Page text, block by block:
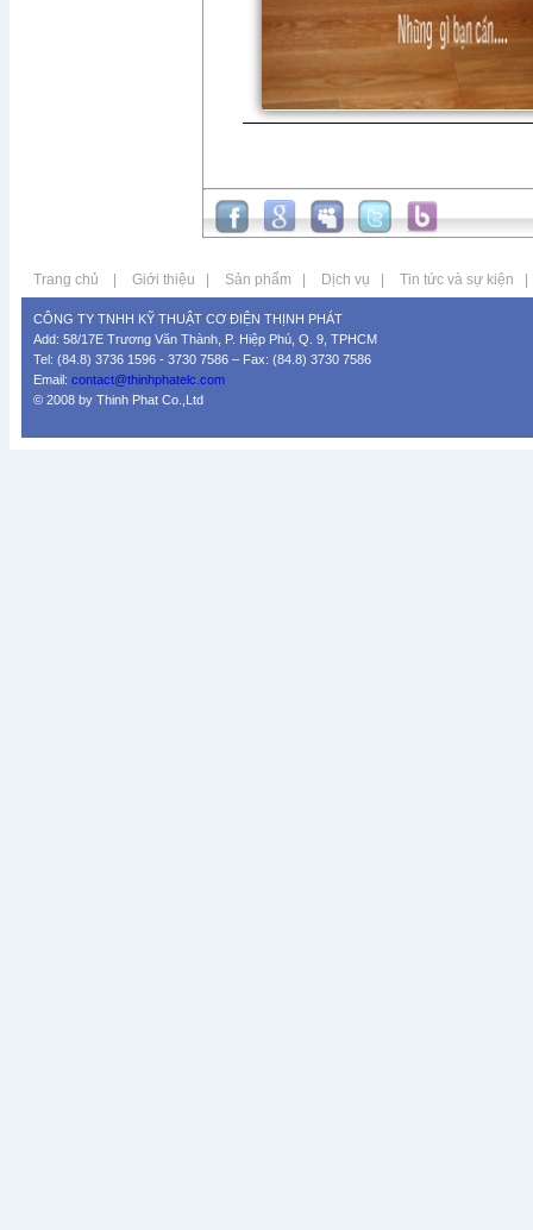
Trang chủ Giới thiệu Sản phẩm Dịch vụ Tin tức và sự kiện
CÔNG TY TNHH KỸ THUẬT CƠ ĐIỆN THỊNH PHÁT
Add: 58/17E Trương Văn Thành, P. Hiệp Phú, Q. 9, TPHCM
Tel: (84.8) 3736 1596 - 3730 7586 – Fax: (84.8) 3730 7586
Email: contact@thinhphatelc.com
© 2008 by Thinh Phat Co.,Ltd